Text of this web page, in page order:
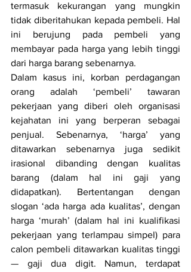
termasuk kekurangan yang mungkin
tidak diberitahukan kepada pembeli. Hal
ini berujung pada pembeli yang
membayar pada harga yang lebih tinggi
dari harga barang sebenarnya.
Dalam kasus ini, korban perdagangan
orang adalah ‘pembeli’ tawaran
pekerjaan yang diberi oleh organisasi
kejahatan ini yang berperan sebagai
penjual. Sebenarnya, ‘harga’ yang
ditawarkan sebenarnya juga sedikit
irasional dibanding dengan kualitas
barang (dalam hal ini gaji yang
didapatkan). Bertentangan dengan
slogan ‘ada harga ada kualitas’, dengan
harga ‘murah’ (dalam hal ini kualifikasi
pekerjaan yang terlampau simpel) para
— g